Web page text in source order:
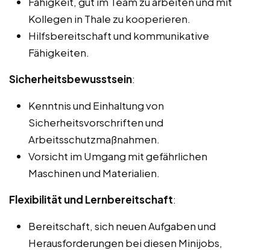
Kollegen in Thale zu kooperieren.
Hilfsbereitschaft und kommunikative
Fähigkeiten.
Sicherheitsbewusstsein:
Kenntnis und Einhaltung von
Sicherheitsvorschriften und
Arbeitsschutzmaßnahmen.
Vorsicht im Umgang mit gefährlichen
Maschinen und Materialien.
Flexibilität und Lernbereitschaft:
Bereitschaft, sich neuen Aufgaben und
Herausforderungen bei diesen Minijobs,